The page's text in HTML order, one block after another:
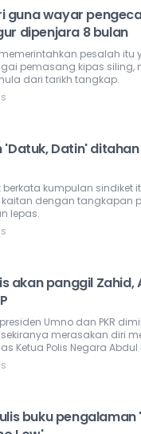
guna wayar
dipenjara 8 bulan
pesalah itu
pemasang kipas siling,
dari tarikh tangkap.
'Datuk, Datin'
berkata kumpulan sindiket
dengan tangkapan
lepas.
akan panggil
Umno dan PKR
merasakan diri
Ketua Polis Negara
buku